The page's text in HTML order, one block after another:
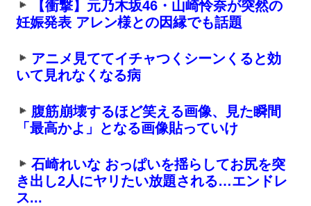
【衝撃】元乃木坂46・山崎怜奈が突然の
妊娠発表 アレン様との因縁でも話題
アニメ見ててイチャつくシーンくると効
いて見れなくなる病
腹筋崩壊するほど笑える画像、見た瞬間
「最高かよ」となる画像貼っていけ
石崎れいな おっぱいを揺らしてお尻を突
き出し2人にヤリたい放題される…エンドレ
ス...